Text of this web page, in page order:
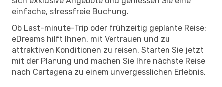
einfache, stressfreie Buchung.
Ob Last-minute-Trip oder frühzeitig geplante Reise:
eDreams hilft Ihnen, mit Vertrauen und zu
attraktiven Konditionen zu reisen. Starten Sie jetzt
mit der Planung und machen Sie Ihre nächste Reise
nach Cartagena zu einem unvergesslichen Erlebnis.